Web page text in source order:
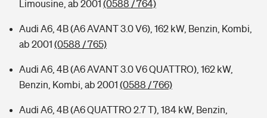
Limousine, ab 2001 (0588 / 764)
Audi A6, 4B (A6 AVANT 3.0 V6), 162 kW, Benzin, Kombi,
ab 2001 (0588 / 765)
Audi A6, 4B (A6 AVANT 3.0 V6 QUATTRO), 162 kW,
Benzin, Kombi, ab 2001 (0588 / 766)
Audi A6, 4B (A6 QUATTRO 2.7 T), 184 kW, Benzin,